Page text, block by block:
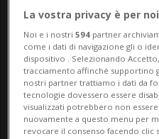
La vostra privacy è per
Noi e i nostri594 partner
come i dati di navigazione gli o
dispositivo . Selezionando
tracciamento affinché supportino
nostri partner trattiamo i dati da
tecnologie dovessero essere
visualizzati potrebbero non
nuovamente a questo menu per
revocare il consenso facendo clic